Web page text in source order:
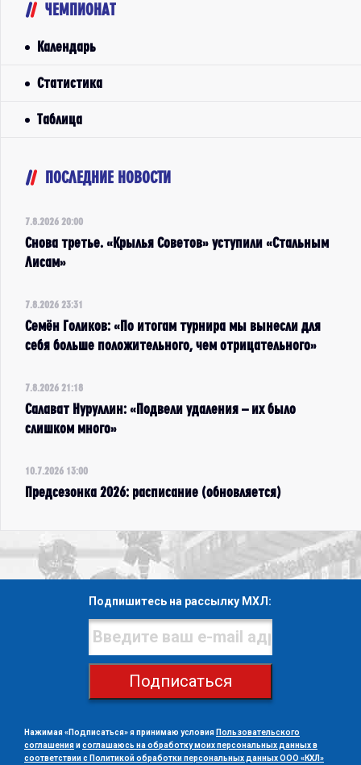
ЧЕМПИОНАТ
Календарь
Статистика
Таблица
ПОСЛЕДНИЕ НОВОСТИ
7.8.2026 20:00
Снова третье. «Крылья Советов» уступили «Стальным
Лисам»
7.8.2026 23:31
Семён Голиков: «По итогам турнира мы вынесли для
себя больше положительного, чем отрицательного»
7.8.2026 21:18
Салават Нуруллин: «Подвели удаления – их было
слишком много»
10.7.2026 13:00
Предсезонка 2026: расписание (обновляется)
Подпишитесь на рассылку МХЛ:
Подписаться
Нажимая «Подписаться» я принимаю условия Пользовательского
соглашенияисоглашаюсь на обработку моих персональных данных в
соответствии с Политикой обработки персональных данных ООО «КХЛ»